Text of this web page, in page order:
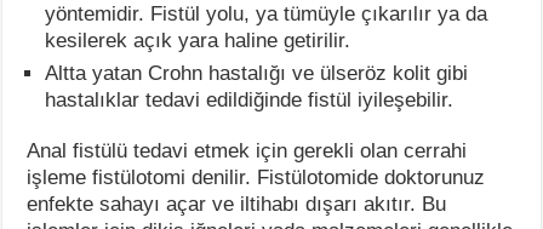
yöntemidir. Fistül yolu, ya tümüyle çıkarılır ya da
kesilerek açık yara haline getirilir.
Altta yatan Crohn hastalığı ve ülseröz kolit gibi
hastalıklar tedavi edildiğinde fistül iyileşebilir.
Anal fistülü tedavi etmek için gerekli olan cerrahi
işleme fistülotomi denilir. Fistülotomide doktorunuz
enfekte sahayı açar ve iltihabı dışarı akıtır. Bu